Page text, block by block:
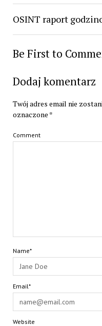
OSINT raport
Be First to
Dodaj komentarz
Twój adres email nie
oznaczone *
Comment
Name*
Email*
Website